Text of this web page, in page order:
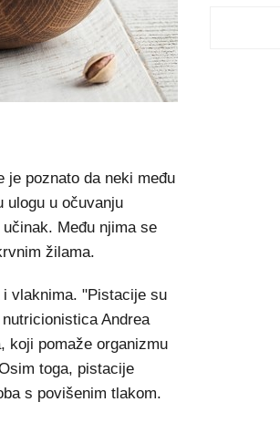
je poznato da neki među
ulogu u očuvanju
Među njima se
žilama.
vlaknima. "Pistacije su
Andrea
koji pomaže organizmu
toga, pistacije
s povišenim tlakom.